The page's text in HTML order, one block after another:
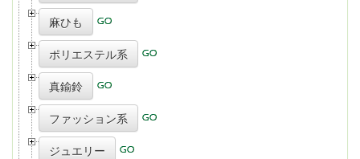
麻ひも
ポリエステル系
真鍮鈴
ファッション系
ジュエリー